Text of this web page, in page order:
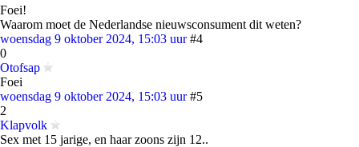
Foei!
Waarom moet de Nederlandse nieuwsconsument dit weten?
woensdag 9 oktober 2024, 15:03 uur #4
0
Otofsap
Foei
woensdag 9 oktober 2024, 15:03 uur #5
2
Klapvolk
Sex met 15 jarige, en haar zoons zijn 12..